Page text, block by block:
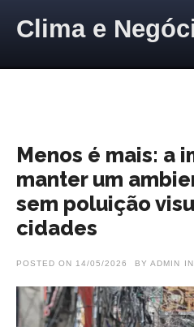
Clima e
Menos é mais: a
manter um
sem poluição
cidades
POSTED ON 14/05/2026 BY ADMIN IN